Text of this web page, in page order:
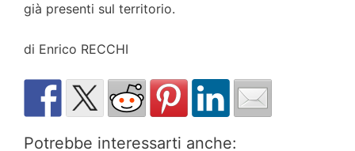
già presenti sul territorio.
di Enrico RECCHI
Potrebbe interessarti anche: